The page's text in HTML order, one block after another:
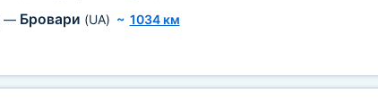
— Бровари (UA) ~ 1034 км